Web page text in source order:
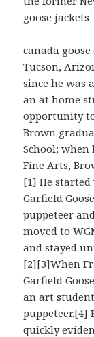
goose jackets
canada
Tucson,
since he was
an at home
opportunity
Brown
School; when
Fine Arts,
[1] He
Garfield
puppeteer
moved to
and stayed
[2][3]When
Garfield
an art
puppeteer.[4]
quickly